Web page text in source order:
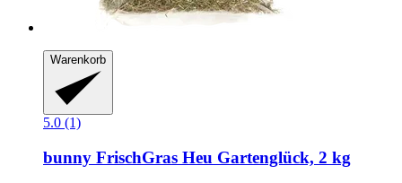
Warenkorb
5.0 (1)
bunny FrischGras Heu Gartenglück, 2 kg